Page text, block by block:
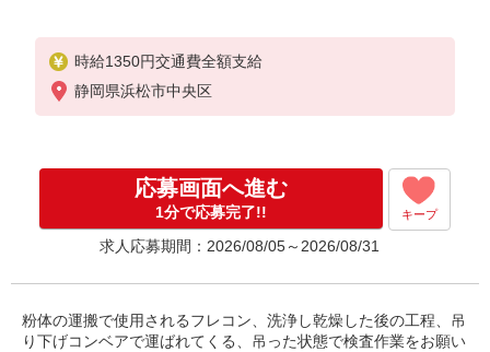
時給1350円交通費全額支給
静岡県浜松市中央区
応募画面へ進む
1分で応募完了!! キープ
求人応募期間：2026/08/05～2026/08/31
粉体の運搬で使用されるフレコン、洗浄し乾燥した後の工程、吊
り下げコンベアで運ばれてくる、吊った状態で検査作業をお願い